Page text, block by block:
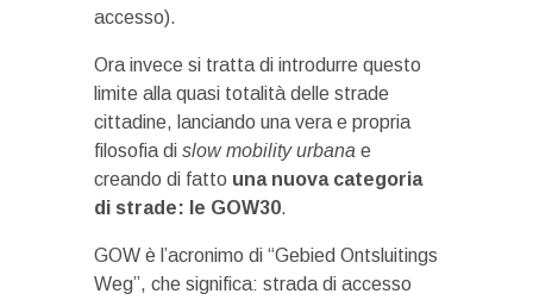
accesso).
Ora invece si tratta di introdurre questo
limite alla quasi totalità delle strade
cittadine, lanciando una vera e propria
filosofia di slow mobility urbana e
creando di fatto una nuova categoria
di strade: le GOW30.
GOW è l’acronimo di “Gebied Ontsluitings
Weg”, che significa: strada di accesso